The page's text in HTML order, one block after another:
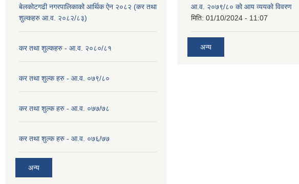
बेलकोटगढी नगरपालिकाको आर्थिक ऐन २०८२ (कर तथा
शुल्कहरु आ.व. २०८२/८३)
कर तथा शुल्कहरु - आ.व. २०८०/८१
कर तथा शुल्क हरु - आ.व. ०७९/८०
कर तथा शुल्क हरु - आ.व. ०७७/७८
कर तथा शुल्क हरु - आ.व. ०७६/७७
अन्य
आ.व. २०७९/८० को आय व्ययको विवरण
मिति: 01/10/2024 - 11:07
अन्य